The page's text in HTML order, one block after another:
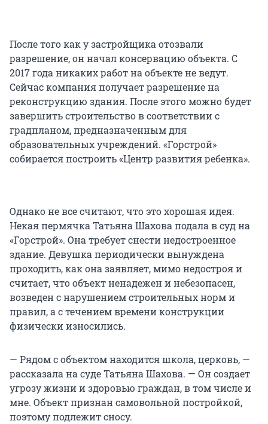
После того как у застройщика отозвали
разрешение, он начал консервацию объекта. С
2017 года никаких работ на объекте не ведут.
Сейчас компания получает разрешение на
реконструкцию здания. После этого можно будет
завершить строительство в соответствии с
градпланом, предназначенным для
образовательных учреждений. «Горстрой»
собирается построить «Центр развития ребенка».
Однако не все считают, что это хорошая идея.
Некая пермячка Татьяна Шахова подала в суд на
«Горстрой». Она требует снести недостроенное
здание. Девушка периодически вынуждена
проходить, как она заявляет, мимо недостроя и
считает, что объект ненадежен и небезопасен,
возведен с нарушением строительных норм и
правил, а с течением времени конструкции
физически износились.
— Рядом с объектом находится школа, церковь, —
рассказала на суде Татьяна Шахова. — Он создает
угрозу жизни и здоровью граждан, в том числе и
мне. Объект признан самовольной постройкой,
поэтому подлежит сносу.